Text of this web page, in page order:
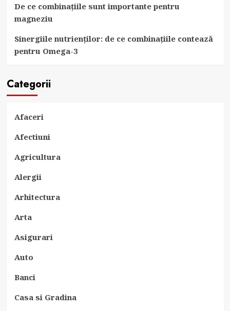
De ce combinațiile sunt importante pentru
magneziu
Sinergiile nutrienților: de ce combinațiile contează
pentru Omega-3
Categorii
Afaceri
Afectiuni
Agricultura
Alergii
Arhitectura
Arta
Asigurari
Auto
Banci
Casa si Gradina